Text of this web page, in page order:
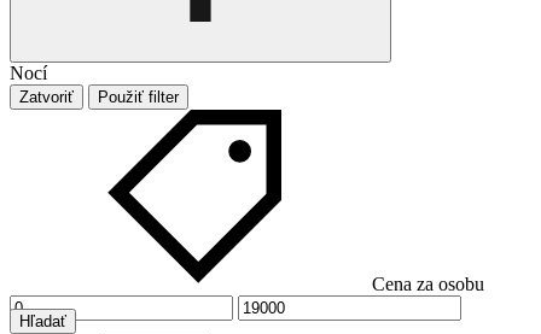
Nocí
Zatvoriť Použiť filter
Cena za osobu
Hľadať